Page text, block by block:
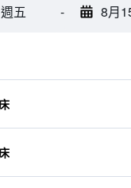
五 - 8月